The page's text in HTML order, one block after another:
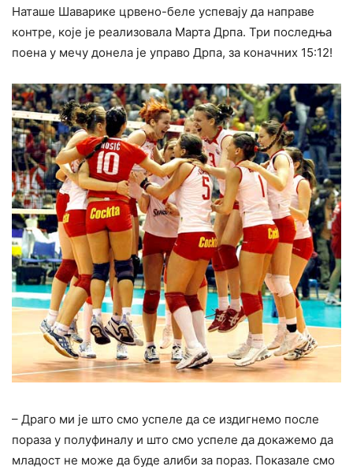
Наташе Шаварике црвено-беле успевају да направе
контре, које је реализовала Марта Дрпа. Три последња
поена у мечу донела је управо Дрпа, за коначних 15:12!
– Драго ми је што смо успеле да се издигнемо после
пораза у полуфиналу и што смо успеле да докажемо да
младост не може да буде алиби за пораз. Показале смо